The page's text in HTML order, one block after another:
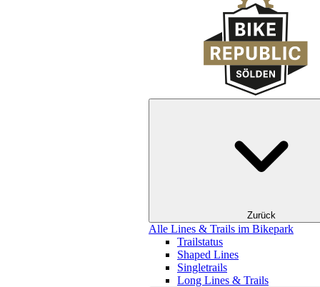
Zurück
Alle Lines & Trails im Bikepark
Trailstatus
Shaped Lines
Singletrails
Long Lines & Trails